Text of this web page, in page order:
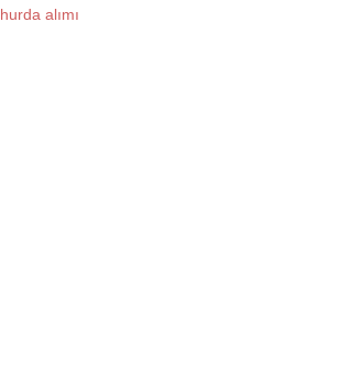
hurda alımı